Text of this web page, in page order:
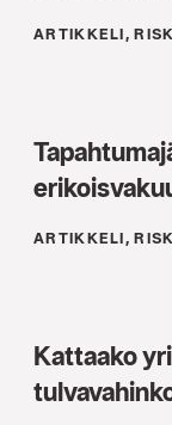
ARTIKKELI,
ARTIKKELI,
Kattaako